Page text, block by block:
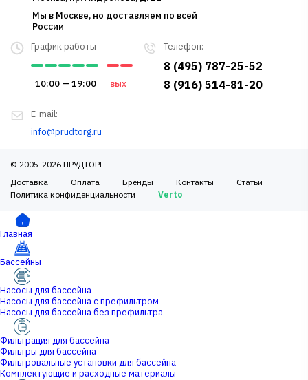
Телефон:
8 (495) 787-25-52
8 (916) 514-81-20
График работы
10:00 — 19:00 вых
E-mail:
info@prudtorg.ru
Мы в Москве, но доставляем по всей
России
© 2005-2026 ПРУДТОРГ
Доставка
Оплата Бренды Контакты
Статьи
Политика конфиденциальности
Verto
Главная
Бассейны
Насосы для бассейна
Насосы для бассейна с префильтром
Насосы для бассейна без префильтра
Фильтрация для бассейна
Фильтры для бассейна
Фильтровальные установки для бассейна
Комплектующие и расходные материалы